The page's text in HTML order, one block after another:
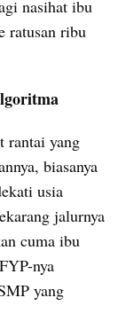
nasihat ibu
ratusan ribu
rantai yang
biasanya
usia
jalurnya
cuma ibu
nya
yang